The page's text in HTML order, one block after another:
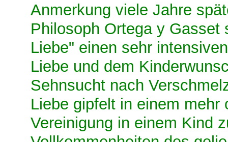
Anmerkung viele Jahre
Philosoph Ortega y
Liebe" einen sehr
Liebe und dem
Sehnsucht nach
Liebe gipfelt in einem mehr
Vereinigung in einem Kind